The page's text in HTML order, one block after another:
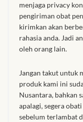
menjaga privacy
pengiriman obat
kirimkan akan
rahasia anda. Jadi
oleh orang lain.
Jangan takut untuk
produk kami ini
Nusantara, bahkan
apalagi, segera
sebelum terlambat